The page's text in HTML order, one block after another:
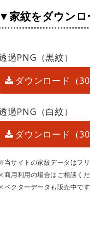
▼家紋をダウンロ
過PNG（黒紋）
ダウンロード（
過PNG（白紋）
ダウンロード（
当サイトの家紋データはフリ
商用利用の場合はご相談くだ
ベクターデータも販売中です